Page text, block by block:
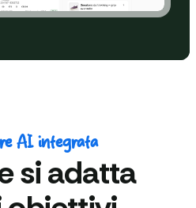
AI integrata
si adatta